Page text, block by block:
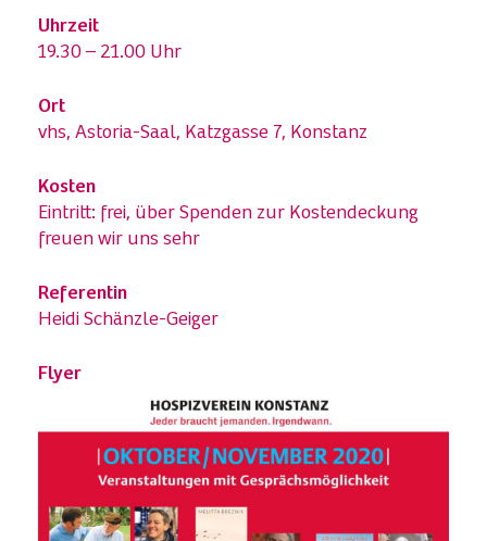
Uhrzeit
19.30 – 21.00 Uhr
Ort
vhs, Astoria-Saal, Katzgasse 7, Konstanz
Kosten
Eintritt: frei, über Spenden zur Kostendeckung
freuen wir uns sehr
Referentin
Heidi Schänzle-Geiger
Flyer